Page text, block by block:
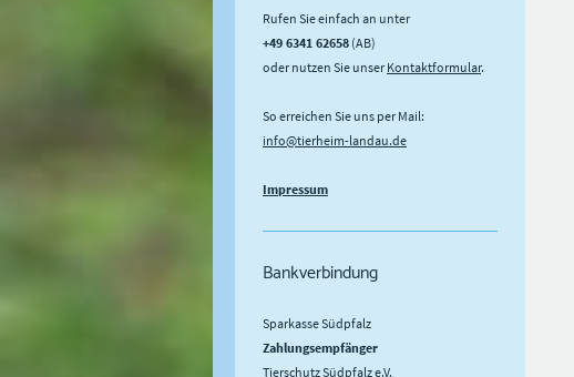
Rufen Sie einfach an unter
+49 6341 62658 (AB)
oder nutzen Sie unser Kontaktformular.
So erreichen Sie uns per Mail:
info@tierheim-landau.de
Impressum
Bankverbindung
Sparkasse Südpfalz
Zahlungsempfänger
Tierschutz Südpfalz e.V.